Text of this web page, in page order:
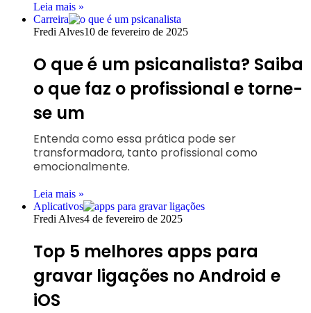
Leia mais »
Carreira
Fredi Alves10 de fevereiro de 2025
O que é um psicanalista? Saiba
o que faz o profissional e torne-
se um
Entenda como essa prática pode ser
transformadora, tanto profissional como
emocionalmente.
Leia mais »
Aplicativos
Fredi Alves4 de fevereiro de 2025
Top 5 melhores apps para
gravar ligações no Android e
iOS